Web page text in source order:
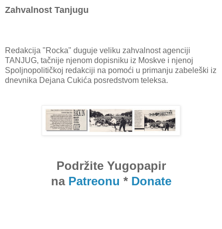
Zahvalnost Tanjugu
Redakcija "Rocka" duguje veliku zahvalnost agenciji
TANJUG, tačnije njenom dopisniku iz Moskve i njenoj
Spoljnopolitičkoj redakciji na pomoći u primanju zabeleški iz
dnevnika Dejana Cukića posredstvom teleksa.
Podržite Yugopapir
na Patreonu * Donate